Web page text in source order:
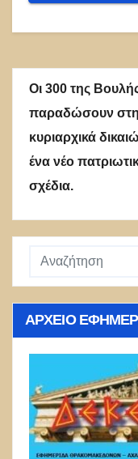
Οι 300 της
παραδώσουν στην
κυριαρχικά
ένα νέο
σχέδια.
ΑΡΧΕΊΟ